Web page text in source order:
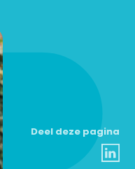
Deel deze pagina